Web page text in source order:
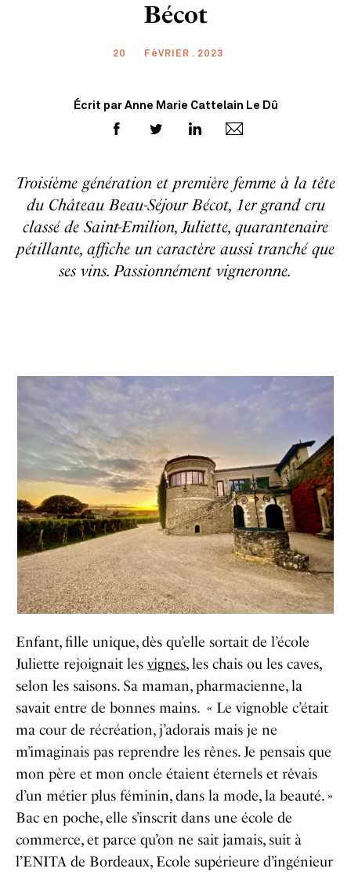
Bécot
20 FéVRIER . 2023
Écrit par Anne Marie Cattelain Le Dû
Troisième génération et première femme à la tête
du Château Beau-Séjour Bécot, 1er grand cru
classé de Saint-Emilion, Juliette, quarantenaire
pétillante, affiche un caractère aussi tranché que
ses vins. Passionnément vigneronne.
Enfant, fille unique, dès qu’elle sortait de l’école
Juliette rejoignait lesvignes, les chais ou les caves,
selon les saisons. Sa maman, pharmacienne, la
savait entre de bonnes mains. « Le vignoble c’était
ma cour de récréation, j’adorais mais je ne
m’imaginais pas reprendre les rênes. Je pensais que
mon père et mon oncle étaient éternels et rêvais
d’un métier plus féminin, dans la mode, la beauté. »
Bac en poche, elle s’inscrit dans une école de
commerce, et parce qu’on ne sait jamais, suit à
l’ENITA de Bordeaux, Ecole supérieure d’ingénieur